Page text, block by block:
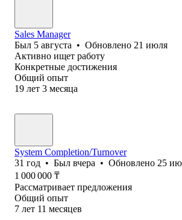
Sales Manager
Был 5 августа • Обновлено 21 июля
Активно ищет работу
Конкретные достижения
Общий опыт
19 лет 3 месяца
System Completion/Turnover
31 год • Был вчера • Обновлено 25
1 000 000 ₸
Рассматривает предложения
Общий опыт
7 лет 11 месяцев